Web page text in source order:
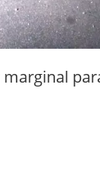
marginal